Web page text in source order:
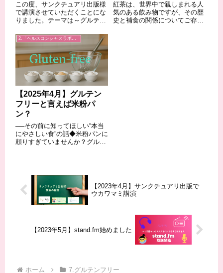
この度、サンクチュアリ出版様
で講演させていただくことにな
りました。テーマは～グルテン
る！～「ゆみの実体験！背徳を
超えたグルテンフリー？！」で
す。日時：4月28日（金）13:30
～15:00場所：サンクチュアリ
出版B...
紅茶は、世界中で親しまれる人
気のある飲み物ですが、その歴
史と補食の関係についてご存知
【2025年4月】グルテン
フリーと言えば米粉パ
ン？
──その前に知ってほしい“本当
にやさしい食”の話◆米粉パンに
頼りすぎていませんか？グルテ
ないでしょうか。もちろん、焼
きたての香りや、もちっとした
食感は魅力的...
【2023年4月】サンクチュアリ出版で
ウカワマミ講演
【2023年5月】stand.fm始めました
ホーム 7.グルテンフリー